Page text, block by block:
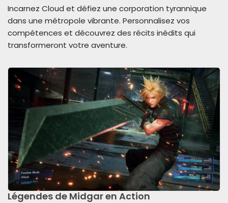
Incarnez Cloud et défiez une corporation tyrannique
dans une métropole vibrante. Personnalisez vos
compétences et découvrez des récits inédits qui
transformeront votre aventure.
Légendes de Midgar en Action